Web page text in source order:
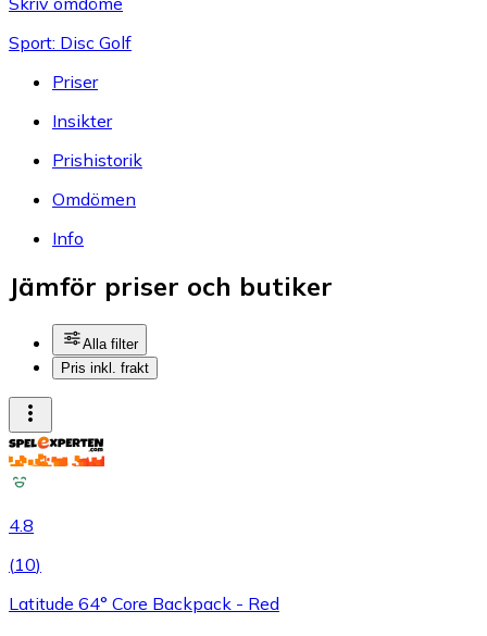
Sport: Disc Golf
Priser
Insikter
Prishistorik
Omdömen
Info
Jämför priser och butiker
Alla filter
Pris inkl. frakt
4.8
(10)
Latitude 64° Core Backpack - Red